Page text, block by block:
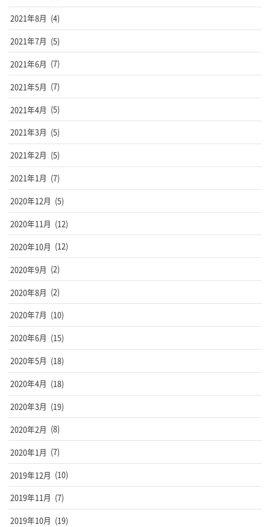
2021年8月 (4)
2021年7月 (5)
2021年6月 (7)
2021年5月 (7)
2021年4月 (5)
2021年3月 (5)
2021年2月 (5)
2021年1月 (7)
2020年12月 (5)
2020年11月 (12)
2020年10月 (12)
2020年9月 (2)
2020年8月 (2)
2020年7月 (10)
2020年6月 (15)
2020年5月 (18)
2020年4月 (18)
2020年3月 (19)
2020年2月 (8)
2020年1月 (7)
2019年12月 (10)
2019年11月 (7)
2019年10月 (19)